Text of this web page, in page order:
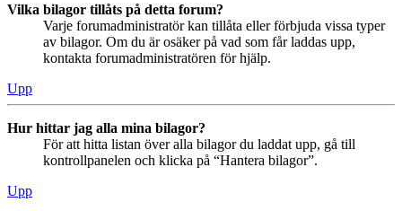
Vilka bilagor tillåts på detta forum?
Varje forumadministratör kan tillåta eller förbjuda vissa typer
av bilagor. Om du är osäker på vad som får laddas upp,
kontakta forumadministratören för hjälp.
Upp
Hur hittar jag alla mina bilagor?
För att hitta listan över alla bilagor du laddat upp, gå till
kontrollpanelen och klicka på “Hantera bilagor”.
Upp